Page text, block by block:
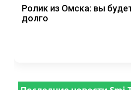
Ролик из Омска: вы
долго